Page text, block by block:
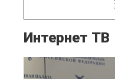
Интернет ТВ